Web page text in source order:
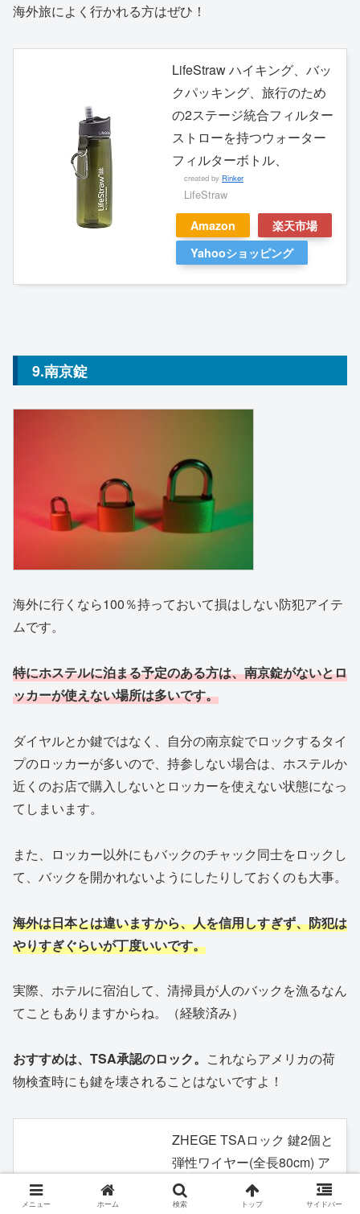
海外旅によく行かれる方はぜひ！
LifeStraw ハイキング、バッ
クパッキング、旅行のため
の2ステージ統合フィルター
ストローを持つウォーター
フィルターボトル、
created by Rinker
LifeStraw
Amazon
楽天市場
Yahooショッピング
9.南京錠
海外に行くなら100％持っておいて損はしない防犯アイテ
ムです。
特にホステルに泊まる予定のある方は、南京錠がないとロ
ッカーが使えない場所は多いです。
ダイヤルとか鍵ではなく、自分の南京錠でロックするタイ
プのロッカーが多いので、持参しない場合は、ホステルか
近くのお店で購入しないとロッカーを使えない状態になっ
てしまいます。
また、ロッカー以外にもバックのチャック同士をロックし
て、バックを開かれないようにしたりしておくのも大事。
海外は日本とは違いますから、人を信用しすぎず、防犯は
やりすぎぐらいが丁度いいです。
実際、ホテルに宿泊して、清掃員が人のバックを漁るなん
てこともありますからね。（経験済み）
おすすめは、 TSA承認のロック。 これならアメリカの荷
物検査時にも鍵を壊されることはないですよ！
ZHEGE TSAロック 鍵2個と
弾性ワイヤー(全長80cm) ア
メリカ旅行荷物用TSA鍵 ジ
ムロッカー用バッグ用ロッ
メニュー ホーム 検索 トップ サイドバー